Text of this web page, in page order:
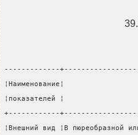
-------------
¦Наименование¦
¦показателей ¦
+------------
¦Внешний вид ¦В пюреобразной